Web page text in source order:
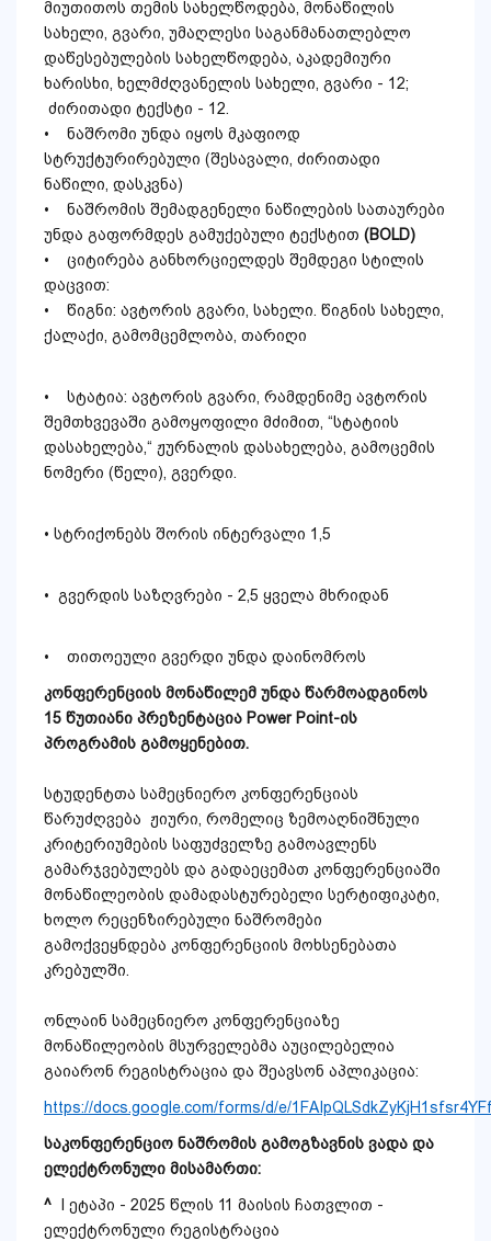
მიუთითოს თემის სახელწოდება, მონაწილის
სახელი, გვარი, უმაღლესი საგანმანათლებლო
დაწესებულების სახელწოდება, აკადემიური
ხარისხი, ხელმძღვანელის სახელი, გვარი - 12;
ძირითადი ტექსტი - 12.
• ნაშრომი უნდა იყოს მკაფიოდ
სტრუქტურირებული (შესავალი, ძირითადი
ნაწილი, დასკვნა)
• ნაშრომის შემადგენელი ნაწილების სათაურები
უნდა გაფორმდეს გამუქებული ტექსტით (BOLD)
• ციტირება განხორციელდეს შემდეგი სტილის
დაცვით:
• წიგნი: ავტორის გვარი, სახელი. წიგნის სახელი,
ქალაქი, გამომცემლობა, თარიღი
• სტატია: ავტორის გვარი, რამდენიმე ავტორის
შემთხვევაში გამოყოფილი მძიმით, “სტატიის
დასახელება,“ ჟურნალის დასახელება, გამოცემის
ნომერი (წელი), გვერდი.
• სტრიქონებს შორის ინტერვალი 1,5
• გვერდის საზღვრები - 2,5 ყველა მხრიდან
• თითოეული გვერდი უნდა დაინომროს
კონფერენციის მონაწილემ უნდა წარმოადგინოს
15 წუთიანი პრეზენტაცია Power Point-ის
პროგრამის გამოყენებით.
სტუდენტთა სამეცნიერო კონფერენციას
წარუძღვება ჟიური, რომელიც ზემოაღნიშნული
კრიტერიუმების საფუძველზე გამოავლენს
გამარჯვებულებს და გადაეცემათ კონფერენციაში
მონაწილეობის დამადასტურებელი სერტიფიკატი,
ხოლო რეცენზირებული ნაშრომები
გამოქვეყნდება კონფერენციის მოხსენებათა
კრებულში.
ონლაინ სამეცნიერო კონფერენციაზე
მონაწილეობის მსურველებმა აუცილებელია
გაიარონ რეგისტრაცია და შეავსონ აპლიკაცია:
https://docs.google.com/forms/d/e/
საკონფერენციო ნაშრომის გამოგზავნის ვადა და
ელექტრონული მისამართი:
^
I ეტაპი - 2025 წლის 11 მაისის ჩათვლით -
ელექტრონული რეგისტრაცია